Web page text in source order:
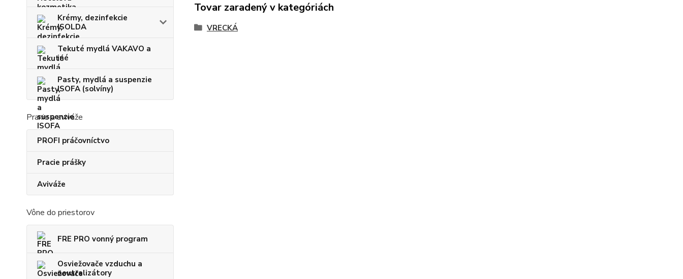
Krémy, dezinfekcie
ISOLDA
Tekuté mydlá VAKAVO a
iné
Pasty, mydlá a suspenzie
ISOFA (solvíny)
Pranie a aviváže
PROFI práčovníctvo
Pracie prášky
Aviváže
Vône do priestorov
FRE PRO vonný program
Osviežovače vzduchu a
neutralizátory
Tovar zaradený v kategóriách
VRECKÁ